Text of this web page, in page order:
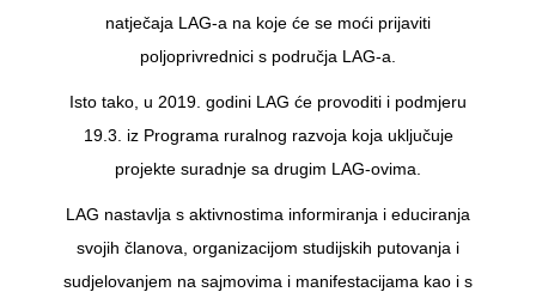
natječaja LAG-a na koje će se moći prijaviti
poljoprivrednici s područja LAG-a.
Isto tako, u 2019. godini LAG će provoditi i podmjeru
19.3. iz Programa ruralnog razvoja koja uključuje
projekte suradnje sa drugim LAG-ovima.
LAG nastavlja s aktivnostima informiranja i educiranja
svojih članova, organizacijom studijskih putovanja i
sudjelovanjem na sajmovima i manifestacijama kao i s